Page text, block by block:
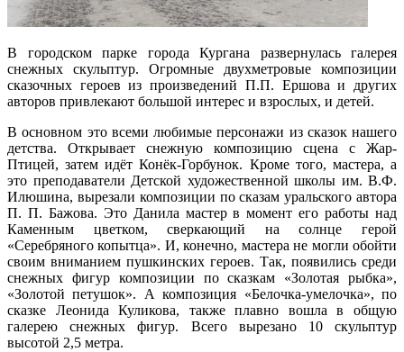
В городском парке города Кургана развернулась галерея
снежных скульптур. Огромные двухметровые композиции
сказочных героев из произведений П.П. Ершова и других
авторов привлекают большой интерес и взрослых, и детей.
В основном это всеми любимые персонажи из сказок нашего
детства. Открывает снежную композицию сцена с Жар-
Птицей, затем идёт Конёк-Горбунок. Кроме того, мастера, а
это преподаватели Детской художественной школы им. В.Ф.
Илюшина, вырезали композиции по сказам уральского автора
П. П. Бажова. Это Данила мастер в момент его работы над
Каменным цветком, сверкающий на солнце герой
«Серебряного копытца». И, конечно, мастера не могли обойти
своим вниманием пушкинских героев. Так, появились среди
снежных фигур композиции по сказкам «Золотая рыбка»,
«Золотой петушок». А композиция «Белочка-умелочка», по
сказке Леонида Куликова, также плавно вошла в общую
галерею снежных фигур. Всего вырезано 10 скульптур
высотой 2,5 метра.